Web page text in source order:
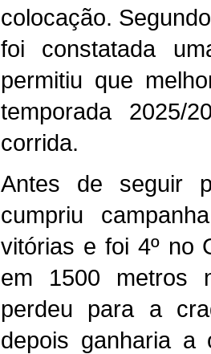
colocação.
foi constatada
permitiu que
temporada 2025/
corrida.
Antes de seguir
cumpriu
vitórias e foi 4º no
em 1500 metros
perdeu para a
depois ganharia a